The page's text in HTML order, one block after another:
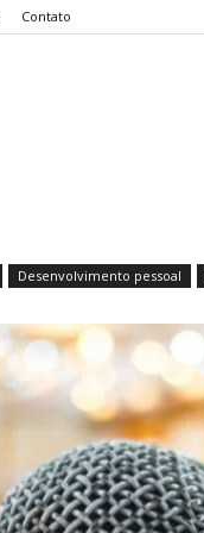
Contato
Desenvolvimento pessoal